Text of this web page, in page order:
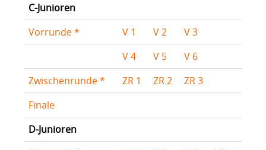
C-Junioren
Vorrunde *
V 1 V 2
V 3
V 4
V 5
V 6
Zwischenrunde *
ZR 1 ZR 2
ZR 3
Finale
D-Junioren